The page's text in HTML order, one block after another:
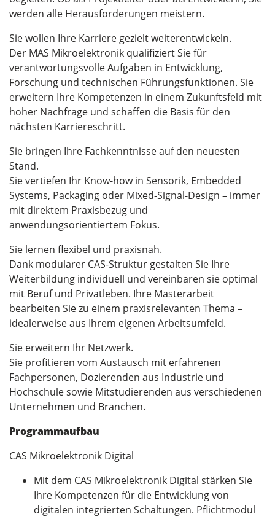
werden alle Herausforderungen meistern.
Sie wollen Ihre Karriere gezielt weiterentwickeln.
Der MAS Mikroelektronik qualifiziert Sie für
verantwortungsvolle Aufgaben in Entwicklung,
Forschung und technischen Führungsfunktionen. Sie
erweitern Ihre Kompetenzen in einem Zukunftsfeld mit
hoher Nachfrage und schaffen die Basis für den
nächsten Karriereschritt.
Sie bringen Ihre Fachkenntnisse auf den neuesten
Stand.
Sie vertiefen Ihr Know-how in Sensorik, Embedded
Systems, Packaging oder Mixed-Signal-Design – immer
mit direktem Praxisbezug und
anwendungsorientiertem Fokus.
Sie lernen flexibel und praxisnah.
Dank modularer CAS-Struktur gestalten Sie Ihre
Weiterbildung individuell und vereinbaren sie optimal
mit Beruf und Privatleben. Ihre Masterarbeit
bearbeiten Sie zu einem praxisrelevanten Thema –
idealerweise aus Ihrem eigenen Arbeitsumfeld.
Sie erweitern Ihr Netzwerk.
Sie profitieren vom Austausch mit erfahrenen
Fachpersonen, Dozierenden aus Industrie und
Hochschule sowie Mitstudierenden aus verschiedenen
Unternehmen und Branchen.
Programmaufbau
CAS Mikroelektronik Digital
Mit dem CAS Mikroelektronik Digital stärken Sie
Ihre Kompetenzen für die Entwicklung von
digitalen integrierten Schaltungen. Pflichtmodul